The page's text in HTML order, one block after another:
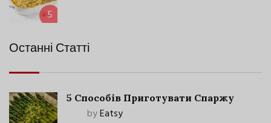
5
Останні Статті
5 Способів Приготувати Спаржу
byEatsy